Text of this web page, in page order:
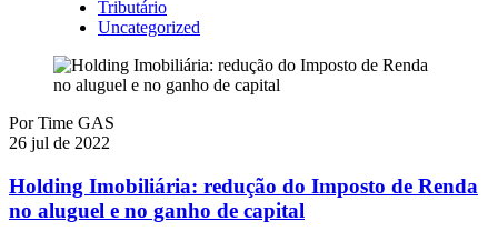
Tributário
Uncategorized
PorTime GAS
26 jul de 2022
Holding Imobiliária: redução do Imposto de Renda
no aluguel e no ganho de capital